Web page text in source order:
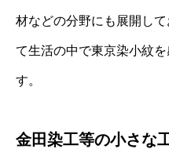
材などの分野にも展開し
て生活の中で東京染小紋
す。
金田染工等の小さな